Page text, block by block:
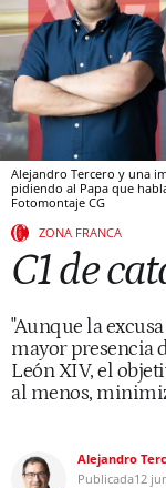
Alejandro Tercero y una
pidiendo al Papa que
Fotomontaje CG
ZONA FRANCA
C1 de
"Aunque la
mayor presencia
León XIV, el
al menos,
Alejandro
Publicada12